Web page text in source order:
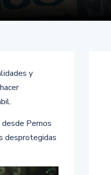
y
Pernos
desprotegidas